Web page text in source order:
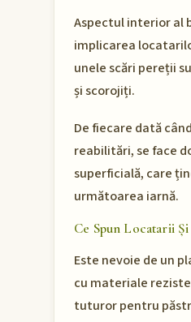
Aspectul interior al
implicarea
unele scări pereții
și scorojiți.
De fiecare dată
reabilitări, se face
superficială, care
următoarea iarnă.
Ce Spun Locatarii
Este nevoie de un
cu materiale
tuturor pentru